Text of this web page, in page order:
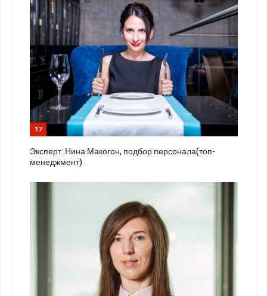
17
Эксперт: Нина Макогон, подбор персонала(топ-
менеджмент)